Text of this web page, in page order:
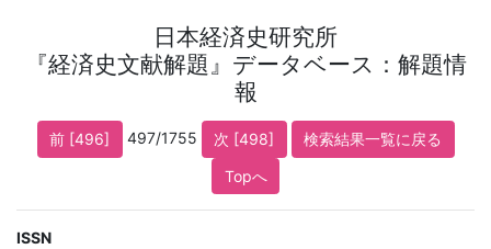
日本経済史研究所
『経済史文献解題』データベース：解題情
報
前 [496] 497/1755 次 [498]
検索結果一覧に戻る
Topへ
ISSN